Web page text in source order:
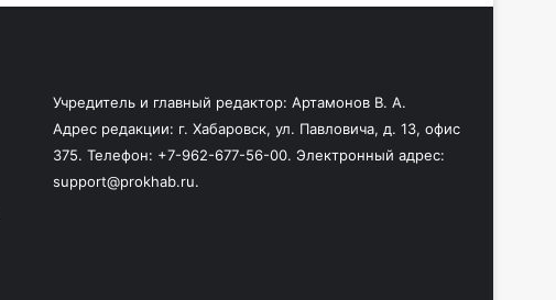
Учредитель и главный редактор: Артамонов В. А.
Адрес редакции: г. Хабаровск, ул. Павловича, д. 13, офис
375. Телефон: +7-962-677-56-00. Электронный адрес:
support@prokhab.ru.